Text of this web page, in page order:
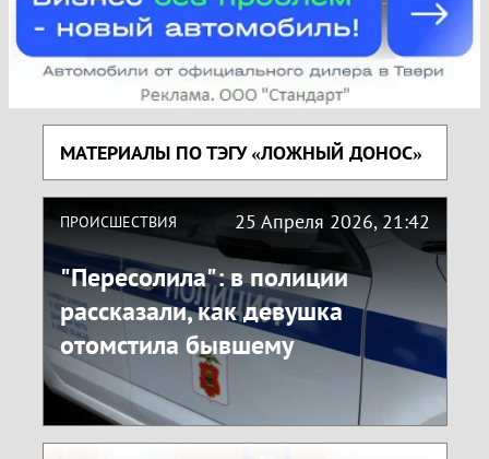
МАТЕРИАЛЫ ПО ТЭГУ «ЛОЖНЫЙ ДОНОС»
ПРОИСШЕСТВИЯ 25 Апреля 2026, 21:42
"Пересолила": в полиции
рассказали, как девушка
отомстила бывшему